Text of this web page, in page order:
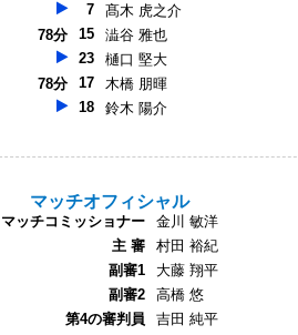
7
髙木 虎之介
78分
15
澁谷 雅也
23
樋口 堅大
78分
17
木橋 朋暉
18
鈴木 陽介
マッチオフィシャル
マッチコミッショナー
金川 敏洋
主 審
村田 裕紀
副審1
大藤 翔平
副審2
高橋 悠
第4の審判員
吉田 純平